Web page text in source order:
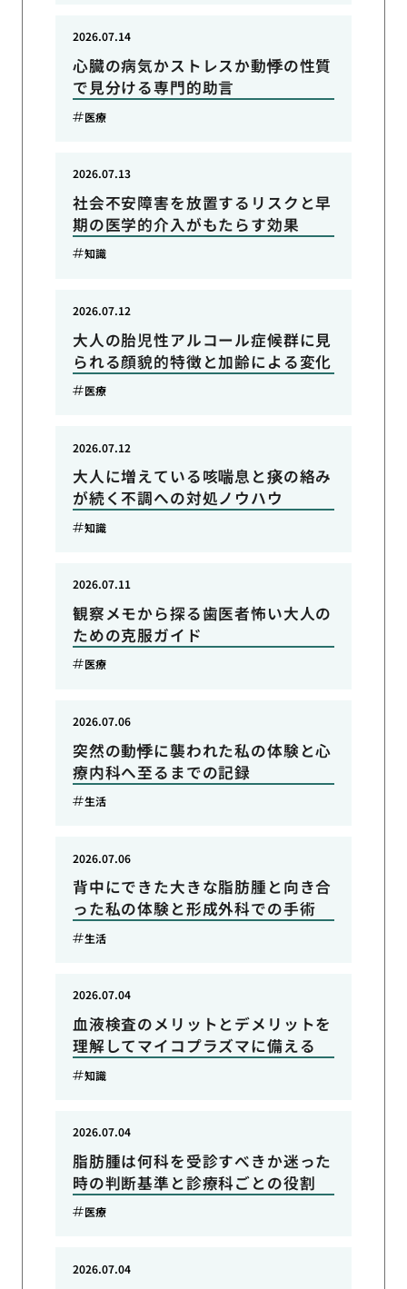
心臓の病気かストレスか動悸の性質
で見分ける専門的助言
2026.07.14
医療
社会不安障害を放置するリスクと早
期の医学的介入がもたらす効果
2026.07.13
知識
大人の胎児性アルコール症候群に見
られる顔貌的特徴と加齢による変化
2026.07.12
医療
大人に増えている咳喘息と痰の絡み
が続く不調への対処ノウハウ
2026.07.12
知識
観察メモから探る歯医者怖い大人の
ための克服ガイド
2026.07.11
医療
突然の動悸に襲われた私の体験と心
療内科へ至るまでの記録
2026.07.06
生活
背中にできた大きな脂肪腫と向き合
った私の体験と形成外科での手術
2026.07.06
生活
血液検査のメリットとデメリットを
理解してマイコプラズマに備える
2026.07.04
知識
脂肪腫は何科を受診すべきか迷った
時の判断基準と診療科ごとの役割
2026.07.04
医療
2026.07.04